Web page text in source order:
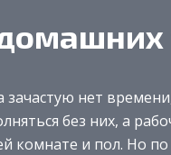
нет
без них, а
комнате и пол. Но по